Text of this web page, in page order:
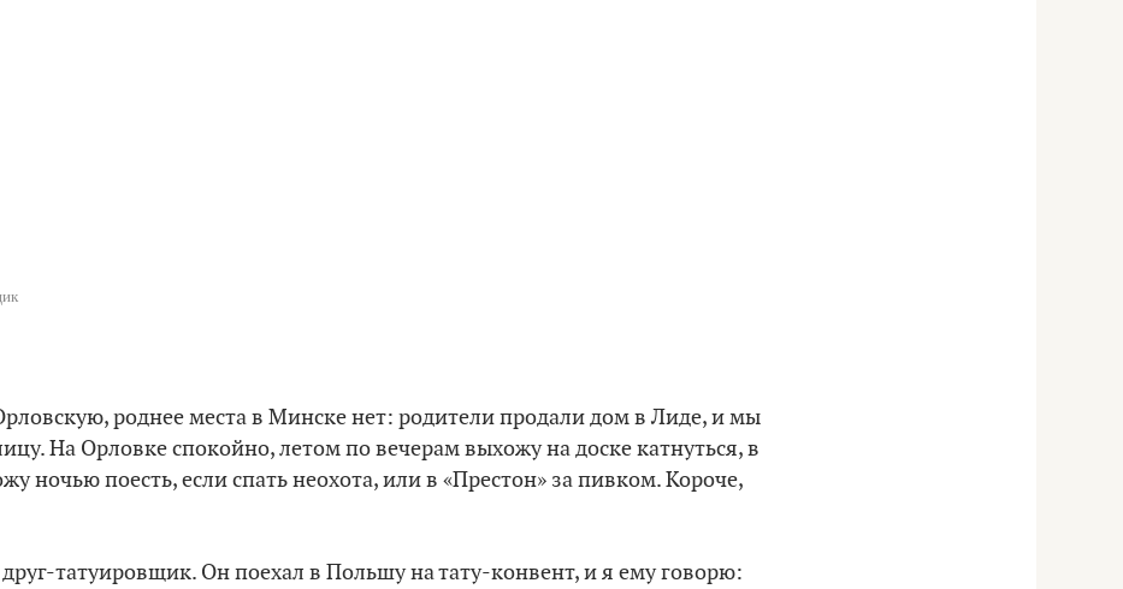
роднее места в Минске нет: родители продали дом в Лиде, и мы
На Орловке спокойно, летом по вечерам выхожу на доске катнуться, в
ночью поесть, если спать неохота, или в «Престон» за пивком. Короче,
татуировщик. Он поехал в Польшу на тату-конвент, и я ему говорю: